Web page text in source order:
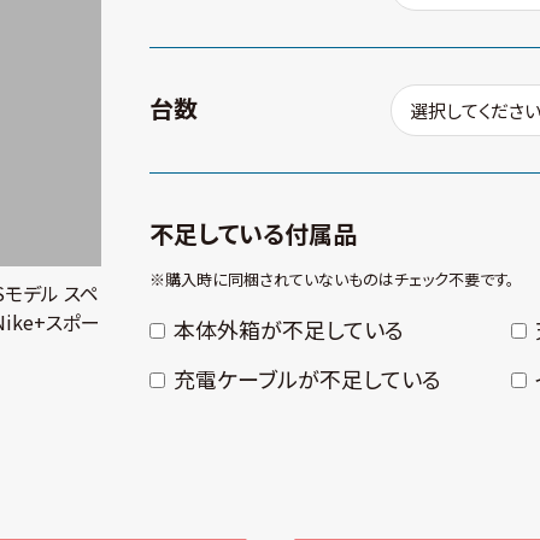
デル スペ
スポー
台数
不足している付属品
※購⼊時に同梱されていないものはチェック不要です。
本体外箱が不⾜している
充電ケーブルが不⾜している